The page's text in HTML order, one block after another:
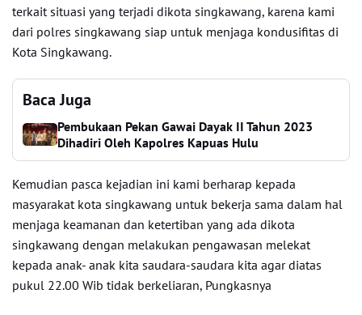
terkait situasi yang terjadi dikota singkawang, karena kami
dari polres singkawang siap untuk menjaga kondusifitas di
Kota Singkawang.
Baca Juga
Pembukaan Pekan Gawai Dayak II Tahun 2023
Dihadiri Oleh Kapolres Kapuas Hulu
Kemudian pasca kejadian ini kami berharap kepada
masyarakat kota singkawang untuk bekerja sama dalam hal
menjaga keamanan dan ketertiban yang ada dikota
singkawang dengan melakukan pengawasan melekat
kepada anak- anak kita saudara-saudara kita agar diatas
pukul 22.00 Wib tidak berkeliaran, Pungkasnya